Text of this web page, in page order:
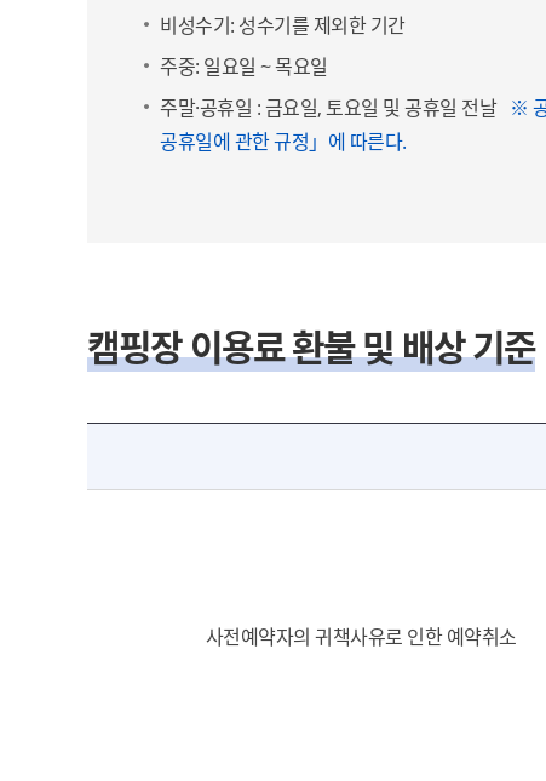
비성수기: 성수기를 제외한 기간
주중: 일요일 ~ 목요일
주말·공휴일 : 금요일, 토요일 및 공휴일 전날 ※
공휴일에 관한 규정」에 따른다.
캠핑장 이용료 환불 및 배상 기준
사전예약자의 귀책사유로 인한 예약취소